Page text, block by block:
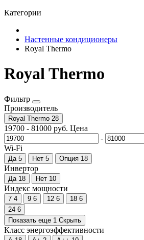
Категории
Настенные кондиционеры
Royal Thermo
Royal Thermo
Фильтр
Производитель
Royal Thermo 28
19700 - 81000 руб. Цена
-
Wi-Fi
Да 5 Нет 5 Опция 18
Инвертор
Да 18 Нет 10
Индекс мощности
7 4 9 6 12 6 18 6
24 6
Показать еще 1 Скрыть
Класс энергоэффективности